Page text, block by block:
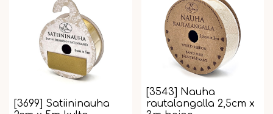
[3699] Satiininauha
[3543] Nauha
rautalangalla 2,5cm x